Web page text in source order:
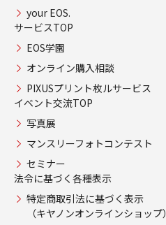
your EOS.
サービスTOP
EOS学園
オンライン購入相談
PIXUSプリント枚ルサービス
イベント交流TOP
写真展
マンスリーフォトコンテスト
セミナー
法令に基づく各種表示
特定商取引法に基づく表示
（キヤノンオンラインショップ）